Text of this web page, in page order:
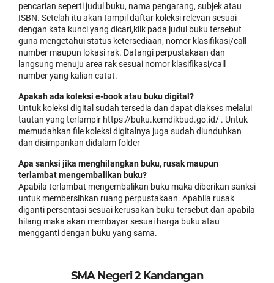
pencarian seperti judul buku, nama pengarang, subjek atau
ISBN. Setelah itu akan tampil daftar koleksi relevan sesuai
dengan kata kunci yang dicari,klik pada judul buku tersebut
guna mengetahui status ketersediaan, nomor klasifikasi/call
number maupun lokasi rak. Datangi perpustakaan dan
langsung menuju area rak sesuai nomor klasifikasi/call
number yang kalian catat.
Apakah ada koleksi e-book atau buku digital?
Untuk koleksi digital sudah tersedia dan dapat diakses melalui
tautan yang terlampir https://buku.kemdikbud.go.id/ . Untuk
memudahkan file koleksi digitalnya juga sudah diunduhkan
dan disimpankan didalam folder
Apa sanksi jika menghilangkan buku, rusak maupun
terlambat mengembalikan buku?
Apabila terlambat mengembalikan buku maka diberikan sanksi
untuk membersihkan ruang perpustakaan. Apabila rusak
diganti persentasi sesuai kerusakan buku tersebut dan apabila
hilang maka akan membayar sesuai harga buku atau
mengganti dengan buku yang sama.
SMA Negeri 2 Kandangan